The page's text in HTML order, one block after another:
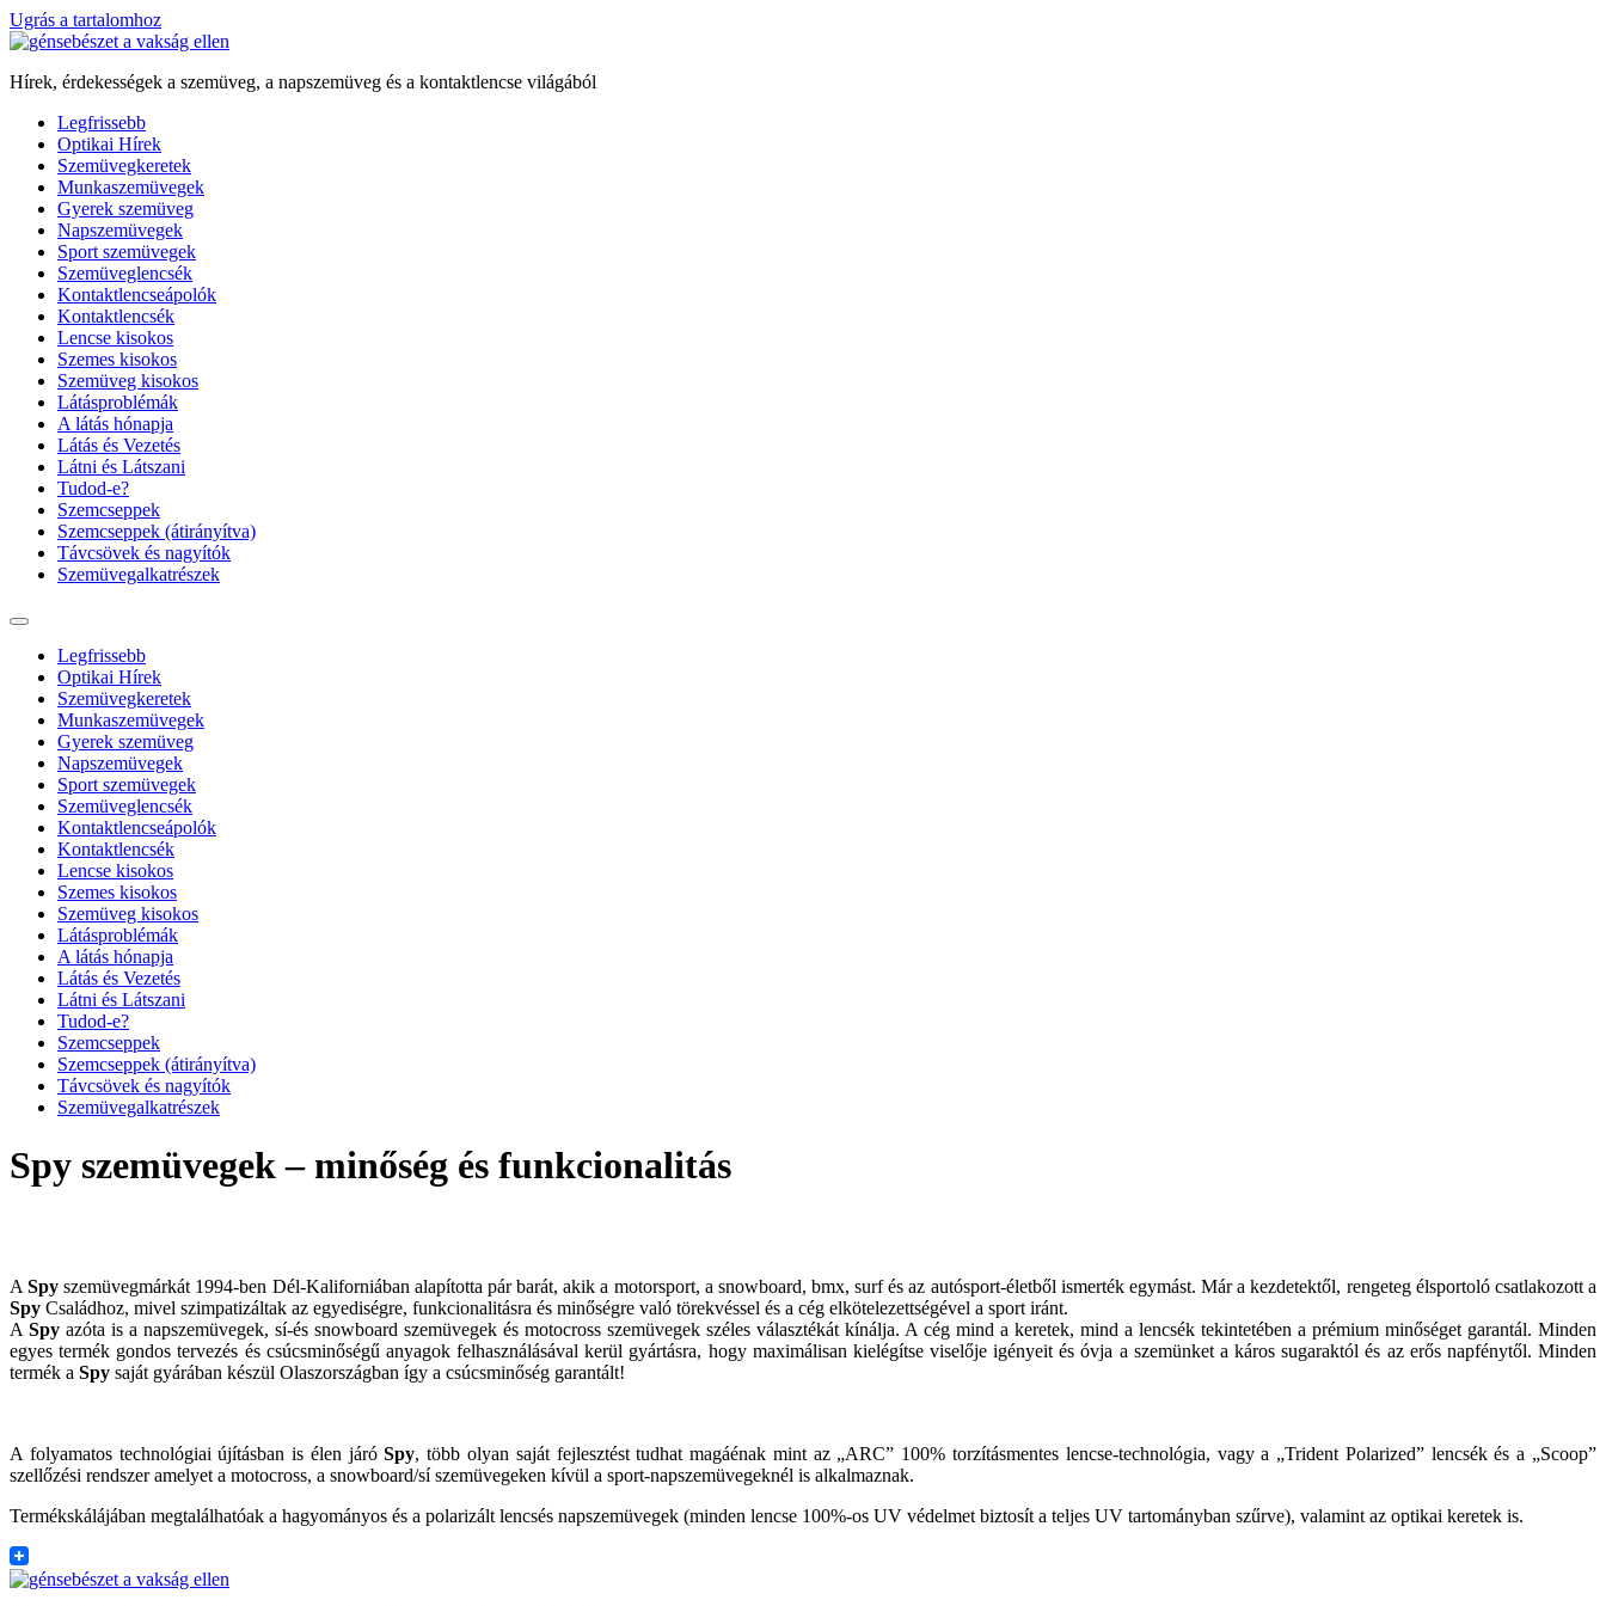
Ugrás a tartalomhoz
Hírek, érdekességek a szemüveg, a napszemüveg és a kontaktlencse világából
Legfrissebb
Optikai Hírek
Szemüvegkeretek
Munkaszemüvegek
Gyerek szemüveg
Napszemüvegek
Sport szemüvegek
Szemüveglencsék
Kontaktlencseápolók
Kontaktlencsék
Lencse kisokos
Szemes kisokos
Szemüveg kisokos
Látásproblémák
A látás hónapja
Látás és Vezetés
Látni és Látszani
Tudod-e?
Szemcseppek
Szemcseppek (átirányítva)
Távcsövek és nagyítók
Szemüvegalkatrészek
Legfrissebb
Optikai Hírek
Szemüvegkeretek
Munkaszemüvegek
Gyerek szemüveg
Napszemüvegek
Sport szemüvegek
Szemüveglencsék
Kontaktlencseápolók
Kontaktlencsék
Lencse kisokos
Szemes kisokos
Szemüveg kisokos
Látásproblémák
A látás hónapja
Látás és Vezetés
Látni és Látszani
Tudod-e?
Szemcseppek
Szemcseppek (átirányítva)
Távcsövek és nagyítók
Szemüvegalkatrészek
Spy szemüvegek – minőség és funkcionalitás
ASpy szemüvegmárkát 1994-ben Dél-Kaliforniában alapította pár barát, akik a motorsport, a snowboard, bmx, surf és az autósport-életből ismerték egymást. Már a kezdetektől, rengeteg élsportoló csatlakozott a
Spy Családhoz, mivel szimpatizáltak az egyediségre, funkcionalitásra és minőségre való törekvéssel és a cég elkötelezettségével a sport iránt.
A Spy azóta is a napszemüvegek, sí-és snowboard szemüvegek és motocross szemüvegek széles választékát kínálja. A cég mind a keretek, mind a lencsék tekintetében a prémium minőséget garantál. Minden
egyes termék gondos tervezés és csúcsminőségű anyagok felhasználásával kerül gyártásra, hogy maximálisan kielégítse viselője igényeit és óvja a szemünket a káros sugaraktól és az erős napfénytől. Minden
termék a Spy saját gyárában készül Olaszországban így a csúcsminőség garantált!
A folyamatos technológiai újításban is élen járóSpy, több olyan saját fejlesztést tudhat magáénak mint az „ARC” 100% torzításmentes lencse-technológia, vagy a „Trident Polarized” lencsék és a „Scoop”
szellőzési rendszer amelyet a motocross, a snowboard/sí szemüvegeken kívül a sport-napszemüvegeknél is alkalmaznak.
Termékskálájában megtalálhatóak a hagyományos és a polarizált lencsés napszemüvegek (minden lencse 100%-os UV védelmet biztosít a teljes UV tartományban szűrve), valamint az optikai keretek is.